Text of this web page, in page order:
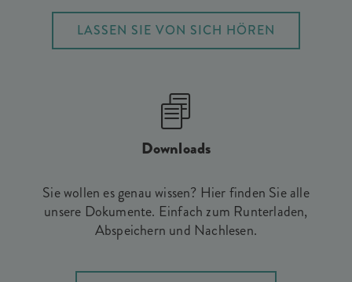
LASSEN SIE VON SICH HÖREN
Downloads
Sie wollen es genau wissen? Hier finden Sie alle
unsere Dokumente. Einfach zum Runterladen,
Abspeichern und Nachlesen.